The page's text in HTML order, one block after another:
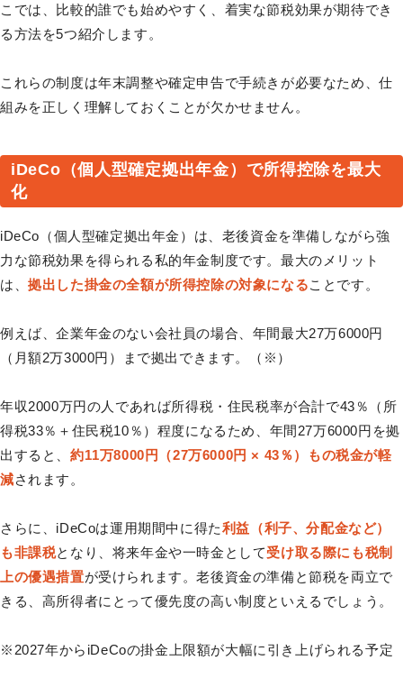
こでは、比較的誰でも始めやすく、着実な節税効果が期待でき
る方法を5つ紹介します。
これらの制度は年末調整や確定申告で手続きが必要なため、仕
組みを正しく理解しておくことが欠かせません。
iDeCo（個人型確定拠出年金）で所得控除を最大
化
iDeCo（個人型確定拠出年金）は、老後資金を準備しながら強
力な節税効果を得られる私的年金制度です。最大のメリット
は、拠出した掛金の全額が所得控除の対象になることです。
例えば、企業年金のない会社員の場合、年間最大27万6000円
（月額2万3000円）まで拠出できます。（※）
年収2000万円の人であれば所得税・住民税率が合計で43％（所
得税33％＋住民税10％）程度になるため、年間27万6000円を拠
出すると、 約11万8000円（27万6000円 × 43％）もの税金が軽
減されます。
さらに、iDeCoは運用期間中に得た利益（利子、分配金など）
も非課税となり、将来年金や一時金として受け取る際にも税制
上の優遇措置が受けられます。老後資金の準備と節税を両立で
きる、高所得者にとって優先度の高い制度といえるでしょう。
※2027年からiDeCoの掛金上限額が大幅に引き上げられる予定